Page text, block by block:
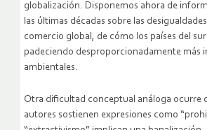
globalización. Disponemos ahora de
las últimas décadas sobre las
comercio global, de cómo los países del
padeciendo desproporcionadamente más
ambientales.
Otra dificultad conceptual análoga ocurre
autores sostienen expresiones como